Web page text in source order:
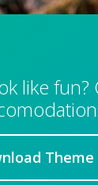
like fun?
Theme